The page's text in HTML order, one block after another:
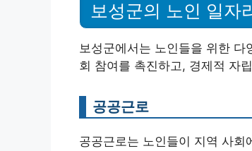
보성군의 노인 일자
보성군에서는 노인들을 위한
회 참여를 촉진하고, 경제적 자
공공근로
공공근로는 노인들이 지역 사